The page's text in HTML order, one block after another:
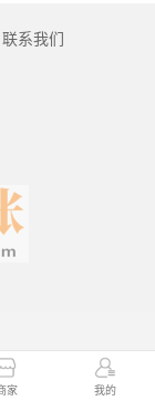
家 我的
联系我们